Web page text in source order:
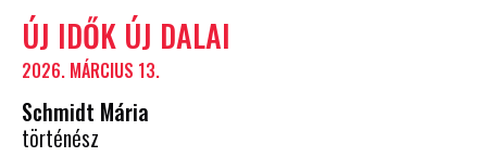
ÚJ IDŐK ÚJ DALAI
2026. MÁRCIUS 13.
Schmidt Mária
történész